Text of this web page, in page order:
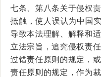
七条、第八条关于侵权
抵触，使人误认为中国
导致本法理解、解释和
立法宗旨，追究侵权责
过错责任原则的规定，
责任原则的规定，作为